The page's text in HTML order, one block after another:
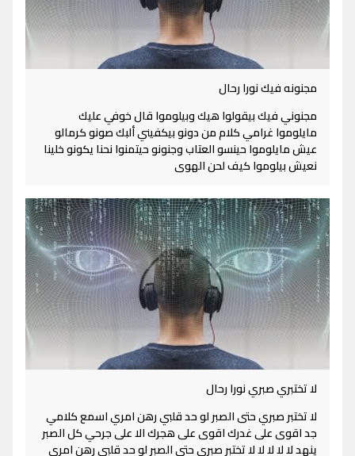
مجنونه فيك نورا رحال
مجنوني فيك بيقولوا هيك وبيلوموا قال خوفي عليك
مايلوموا غرامي كلام من دونو بيكفيني ألبك صونو كرمالو
عيش مايلوموا حينسو العتاب وجنونو حيتمنوا نحنا يكونو خلينا
نعيش بيلوموا كيف لحن الهوى
لا تختبري صبري نورا رحال
لا تختبر صبري حتى الصبر لو حد قلبي رهن امري اسمع كلامي
جد اقوى على غدرك اقوى على هجرك الا على جرحي كل الصبر
ينهد لا لا لا لا لا تختبر صبري حتى الصبر لو حد قلبي رهن امري